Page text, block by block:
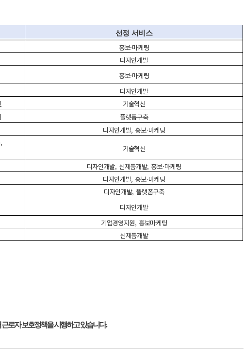
선정 서비스
홍보·마케팅
디자인개발
홍보·마케팅
디자인개발
기술혁신
플랫폼구축
디자인개발, 홍보·마케팅
,
기술혁신
디자인개발, 신제품개발, 홍보·마케팅
디자인개발, 홍보·마케팅
디자인개발, 플랫폼구축
디자인개발
기업경영지원, 홍보마케팅
신제품개발
로자 보호정책을 시행하고 있습니다.